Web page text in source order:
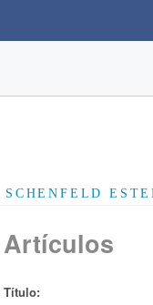
SCHENFELD
Artículos
Título: